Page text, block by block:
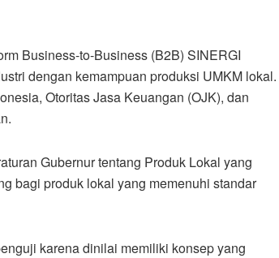
Business-to-Business (B2B) SINERGI
dengan kemampuan produksi UMKM lokal.
Otoritas Jasa Keuangan (OJK), dan
Gubernur tentang Produk Lokal yang
bagi produk lokal yang memenuhi standar
karena dinilai memiliki konsep yang